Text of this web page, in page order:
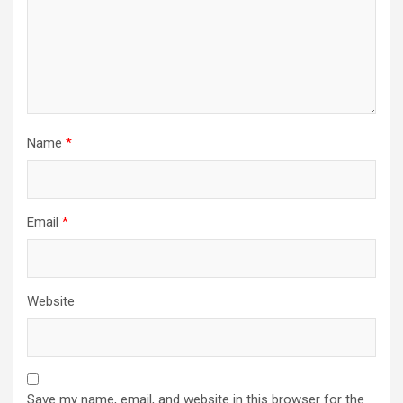
Name *
Email *
Website
Save my name, email, and website in this browser for the